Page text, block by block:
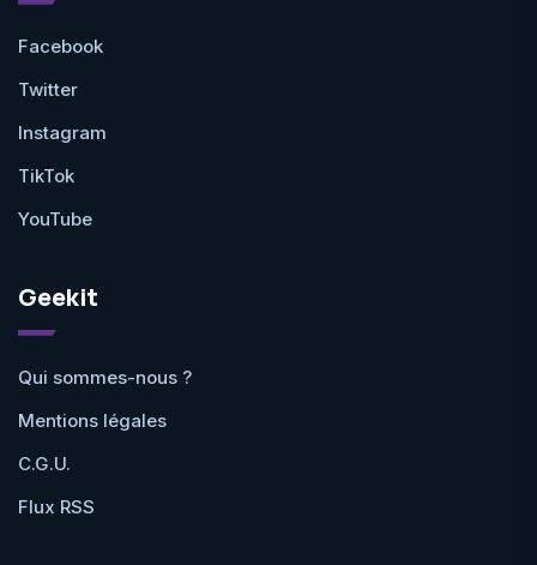
Facebook
Twitter
Instagram
TikTok
YouTube
Geekit
Qui sommes-nous ?
Mentions légales
C.G.U.
Flux RSS